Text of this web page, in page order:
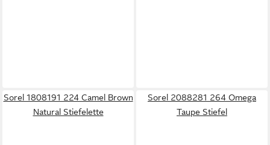
Sorel 1808191 224 Camel Brown
Natural Stiefelette
Sorel 2088281 264 Omega
Taupe Stiefel